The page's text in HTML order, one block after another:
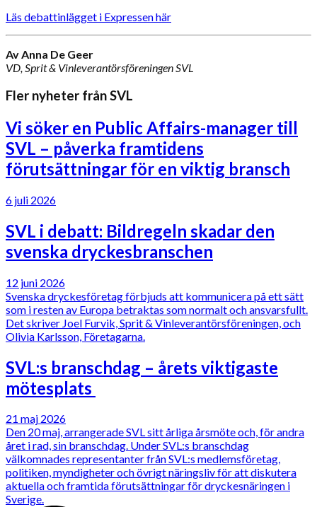
Läs debattinlägget i Expressen här
Av Anna De Geer
VD, Sprit & Vinleverantörsföreningen SVL
Fler nyheter från SVL
Vi söker en Public Affairs-manager till
SVL – påverka framtidens
förutsättningar för en viktig bransch
6 juli 2026
SVL i debatt: Bildregeln skadar den
svenska dryckesbranschen
12 juni 2026
Svenska dryckesföretag förbjuds att kommunicera på ett sätt
som i resten av Europa betraktas som normalt och ansvarsfullt.
Det skriver Joel Furvik, Sprit & Vinleverantörsföreningen, och
Olivia Karlsson, Företagarna.
SVL:s branschdag – årets viktigaste
mötesplats
21 maj 2026
Den 20 maj, arrangerade SVL sitt årliga årsmöte och, för andra
året i rad, sin branschdag. Under SVL:s branschdag
välkomnades representanter från SVL:s medlemsföretag,
politiken, myndigheter och övrigt näringsliv för att diskutera
aktuella och framtida förutsättningar för dryckesnäringen i
Sverige.